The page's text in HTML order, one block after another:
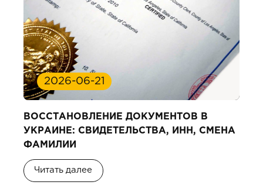
2026-06-21
ВОССТАНОВЛЕНИЕ ДОКУМЕНТОВ В
УКРАИНЕ: СВИДЕТЕЛЬСТВА, ИНН, СМЕНА
ФАМИЛИИ
Читать далее